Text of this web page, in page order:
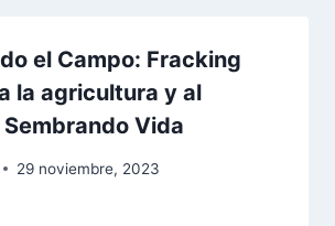
el Campo: Fracking
la agricultura y al
Vida
29 noviembre, 2023